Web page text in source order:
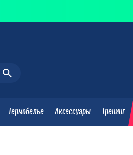
Термобелье Аксессуары Тренинг